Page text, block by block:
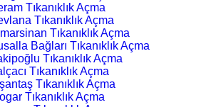
Tıkanıklık Açma
Tıkanıklık Açma
Tıkanıklık Açma
Bağları Tıkanıklık Açma
Tıkanıklık Açma
Tıkanıklık Açma
Tıkanıklık Açma
Tıkanıklık Açma